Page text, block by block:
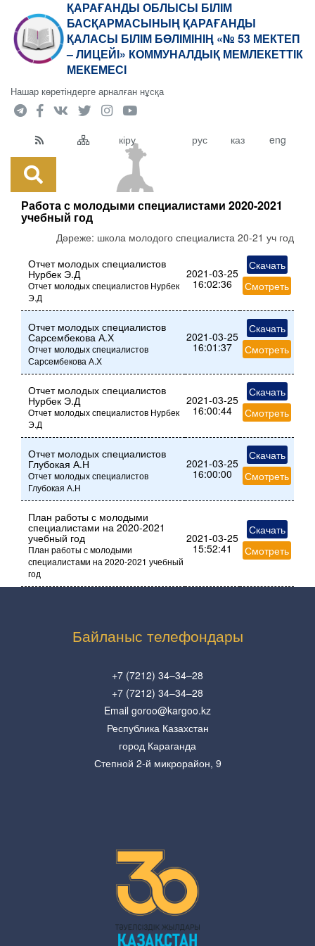
ҚАРАҒАНДЫ ОБЛЫСЫ БІЛІМ
БАСҚАРМАСЫНЫҢ ҚАРАҒАНДЫ
ҚАЛАСЫ БІЛІМ БӨЛІМІНІҢ «№ 53 МЕКТЕП
– ЛИЦЕЙІ» КОММУНАЛДЫҚ МЕМЛЕКЕТТІК
МЕКЕМЕСІ
Нашар көретіндерге арналған нұсқа
кіру рус каз eng
Работа с молодыми специалистами 2020-2021
учебный год
Дәреже: школа молодого специалиста 20-21 уч год
Отчет молодых специалистов
Нурбек Э.Д
Отчет молодых специалистов Нурбек
Э.Д
2021-03-25
16:02:36
Скачать
Смотреть
Отчет молодых специалистов
Сарсембекова А.Х
Отчет молодых специалистов
Сарсембекова А.Х
2021-03-25
16:01:37
Скачать
Смотреть
Отчет молодых специалистов
Нурбек Э.Д
Отчет молодых специалистов Нурбек
Э.Д
2021-03-25
16:00:44
Скачать
Смотреть
Отчет молодых специалистов
Глубокая А.Н
Отчет молодых специалистов
Глубокая А.Н
2021-03-25
16:00:00
Скачать
Смотреть
План работы с молодыми
специалистами на 2020-2021
учебный год
План работы с молодыми
специалистами на 2020-2021 учебный
год
2021-03-25
15:52:41
Скачать
Смотреть
Байланыс телефондары
+7 (7212) 34–34–28
+7 (7212) 34–34–28
Email goroo@kargoo.kz
Республика Казахстан
город Караганда
Степной 2-й микрорайон, 9